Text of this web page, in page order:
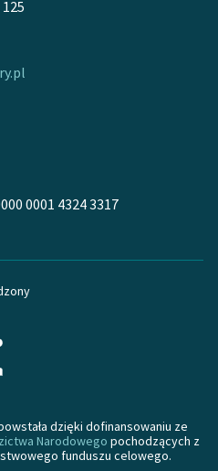
0001 4324 3317
dzięki dofinansowaniu ze
Narodowego pochodzących z
funduszu celowego.